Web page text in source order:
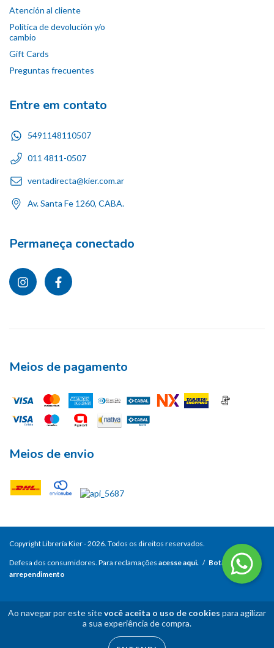
Ao navegar por este sitevocê aceita o uso de cookies para agilizar
a sua experiência de compra.
Atención al cliente
Política de devolución y/o
cambio
Gift Cards
Preguntas frecuentes
Entre em contato
5491148110507
011 4811-0507
ventadirecta@kier.com.ar
Av. Santa Fe 1260, CABA.
Permaneça conectado
Meios de pagamento
Meios de envio
Copyright Librería Kier - 2026. Todos os direitos reservados.
Defesa dos consumidores. Para reclamações acesse aqui. / Botão de
arrependimento